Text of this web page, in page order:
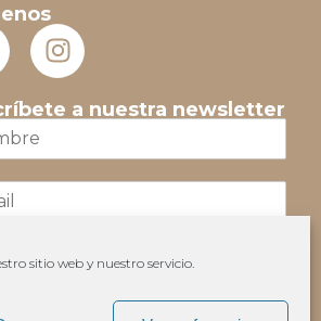
sitio web y nuestro servicio.
a nuestra newsletter
Suscribir